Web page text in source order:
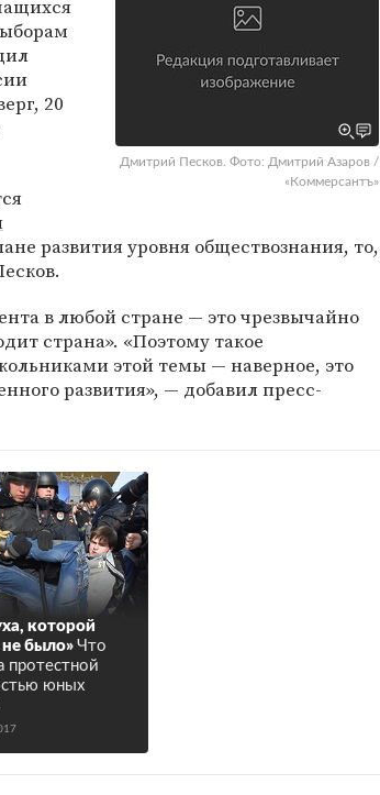
Дмитрий Песков. Фото: Дмитрий Азаров /
«Коммерсантъ»
20
развития уровня обществознания, то,
в любой стране — это чрезвычайно
страна». «Поэтому такое
этой темы — наверное, это
развития», — добавил пресс-
которой
было»Что
протестной
юных